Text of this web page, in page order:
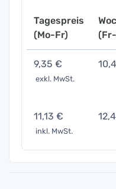
Tagespreis
(Mo-Fr)
9,35 €
exkl. MwSt.
11,13 €
inkl. MwSt.